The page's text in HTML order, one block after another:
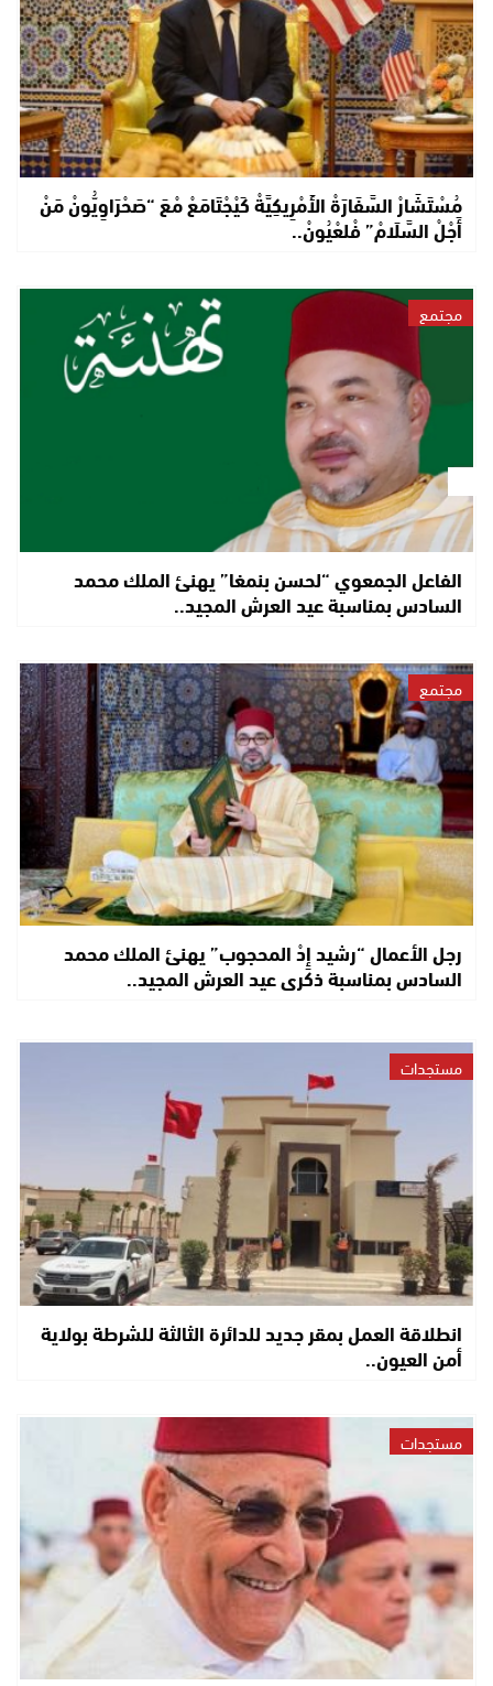
مُسْتَشَارْ السَّفَارَةْ الأَمْرِيكِيَّةْ كَيْجْتَامَعْ مْعَ “صَحْرَاوِيُّونْ مَنْ
أَجْلْ السَّلَامْ” فْلعْيُونْ..
مجتمع
الفاعل الجمعوي “لحسن بنمغا” يهنئ الملك محمد
السادس بمناسبة عيد العرش المجيد..
مجتمع
رجل الأعمال “رشيد إِدْ المحجوب” يهنئ الملك محمد
السادس بمناسبة ذكرى عيد العرش المجيد..
مستجدات
انطلاقة العمل بمقر جديد للدائرة الثالثة للشرطة بولاية
أمن العيون..
مستجدات